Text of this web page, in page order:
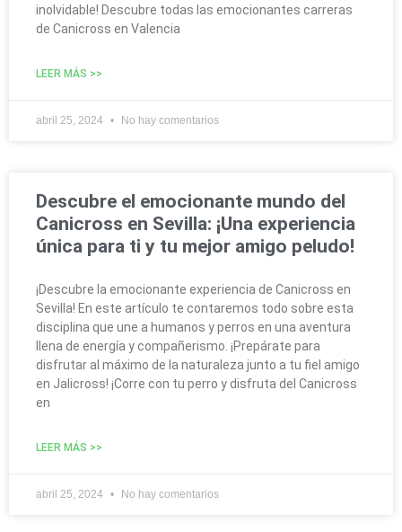
inolvidable! Descubre todas las emocionantes carreras
de Canicross en Valencia
LEER MÁS >>
abril 25, 2024 No hay comentarios
Descubre el emocionante mundo del
Canicross en Sevilla: ¡Una experiencia
única para ti y tu mejor amigo peludo!
¡Descubre la emocionante experiencia de Canicross en
Sevilla! En este artículo te contaremos todo sobre esta
disciplina que une a humanos y perros en una aventura
llena de energía y compañerismo. ¡Prepárate para
disfrutar al máximo de la naturaleza junto a tu fiel amigo
en Jalicross! ¡Corre con tu perro y disfruta del Canicross
en
LEER MÁS >>
abril 25, 2024 No hay comentarios